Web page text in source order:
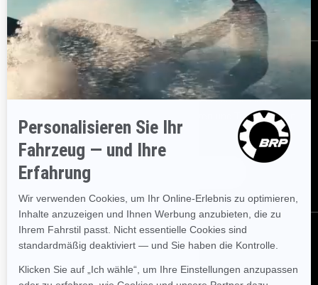
Karriere
BESTELLEN
Melden Sie sich für unsere E-Mails an.Lassen Sie sich immer
sofort über aktuelle Ereignisse, Neuigkeiten und Transaktionen
informieren.
FOLGEN SIE UNS